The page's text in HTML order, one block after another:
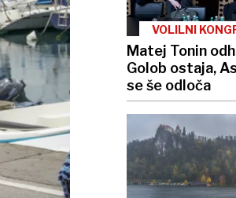
VOLILNI
Matej Tonin
Golob ostaja,
se še odloča